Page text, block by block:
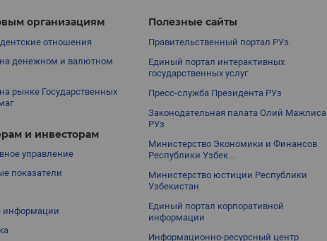
организациям
отношения
денежном и валютном
рынке Государственных
и инвесторам
управление
показатели
информации
Полезные сайты
Правительственный портал РУз.
Единый портал интерактивных
государственных услуг
Пресс-служба Президента РУз
Законодательная палата Олий Мажлиса
РУз
Министерство Экономики и Финансов
Республики Узбек...
Министерство юстиции Республики
Узбекистан
Единый портал корпоративной
информации
Информационно-ресурсный центр